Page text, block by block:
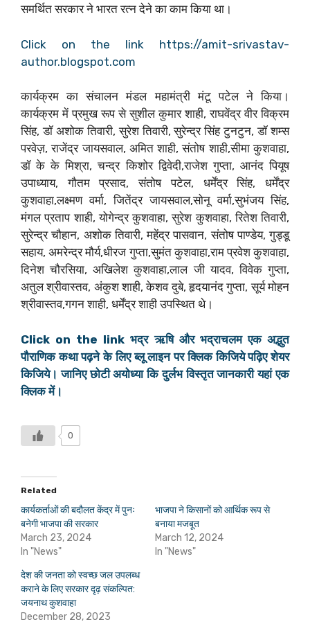
समर्थित सरकार ने भारत रत्न देने का काम किया था।
Click on the link https://amit-srivastav-
author.blogspot.com
कार्यक्रम का संचालन मंडल महामंत्री मंटू पटेल ने किया।
कार्यक्रम में प्रमुख रूप से सुशील कुमार शाही, राघवेंद्र वीर विक्रम
सिंह, डॉ अशोक तिवारी, सुरेश तिवारी, सुरेन्द्र सिंह टुनटुन, डॉ शम्स
परवेज़, राजेंद्र जायसवाल, अमित शाही, संतोष शाही,सीमा कुशवाहा,
डॉ के के मिश्रा, चन्द्र किशोर द्विवेदी,राजेश गुप्ता, आनंद पियूष
उपाध्याय, गौतम प्रसाद, संतोष पटेल, धर्मेंद्र सिंह, धर्मेंद्र
कुशवाहा,लक्ष्मण वर्मा, जितेंद्र जायसवाल,सोनू वर्मा,सुभंजय सिंह,
मंगल प्रताप शाही, योगेन्द्र कुशवाहा, सुरेश कुशवाहा, रितेश तिवारी,
सुरेन्द्र चौहान, अशोक तिवारी, महेंद्र पासवान, संतोष पाण्डेय, गुड्डू
सहाय, अमरेन्द्र मौर्य,धीरज गुप्ता,सुमंत कुशवाहा,राम प्रवेश कुशवाहा,
दिनेश चौरसिया, अखिलेश कुशवाहा,लाल जी यादव, विवेक गुप्ता,
अतुल श्रीवास्तव, अंकुश शाही, केशव दुबे, हृदयानंद गुप्ता, सूर्य मोहन
श्रीवास्तव,गगन शाही, धर्मेंद्र शाही उपस्थित थे।
Click on the link भद्र ऋषि और भद्राचलम एक अद्भुत
पौराणिक कथा पढ़ने के लिए ब्लू लाइन पर क्लिक किजिये पढ़िए शेयर
किजिये। जानिए छोटी अयोध्या कि दुर्लभ विस्तृत जानकारी यहां एक
क्लिक में।
0
Related
कार्यकर्ताओं की बदौलत केंद्र में पुनः
बनेगी भाजपा की सरकार
March 23, 2024
In "News"
भाजपा ने किसानों को आर्थिक रूप से
बनाया मजबूत
March 12, 2024
In "News"
देश की जनता को स्वच्छ जल उपलब्ध
कराने के लिए सरकार दृढ़ संकल्पित:
जयनाथ कुशवाहा
December 28, 2023